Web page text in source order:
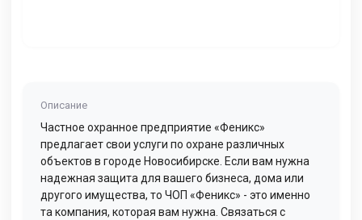
Описание
Частное охранное предприятие «Феникс»
предлагает свои услуги по охране различных
объектов в городе Новосибирске. Если вам нужна
надежная защита для вашего бизнеса, дома или
другого имущества, то ЧОП «Феникс» - это именно
та компания, которая вам нужна. Связаться с